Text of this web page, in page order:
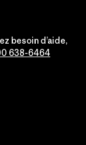
besoin d’aide,
638-6464